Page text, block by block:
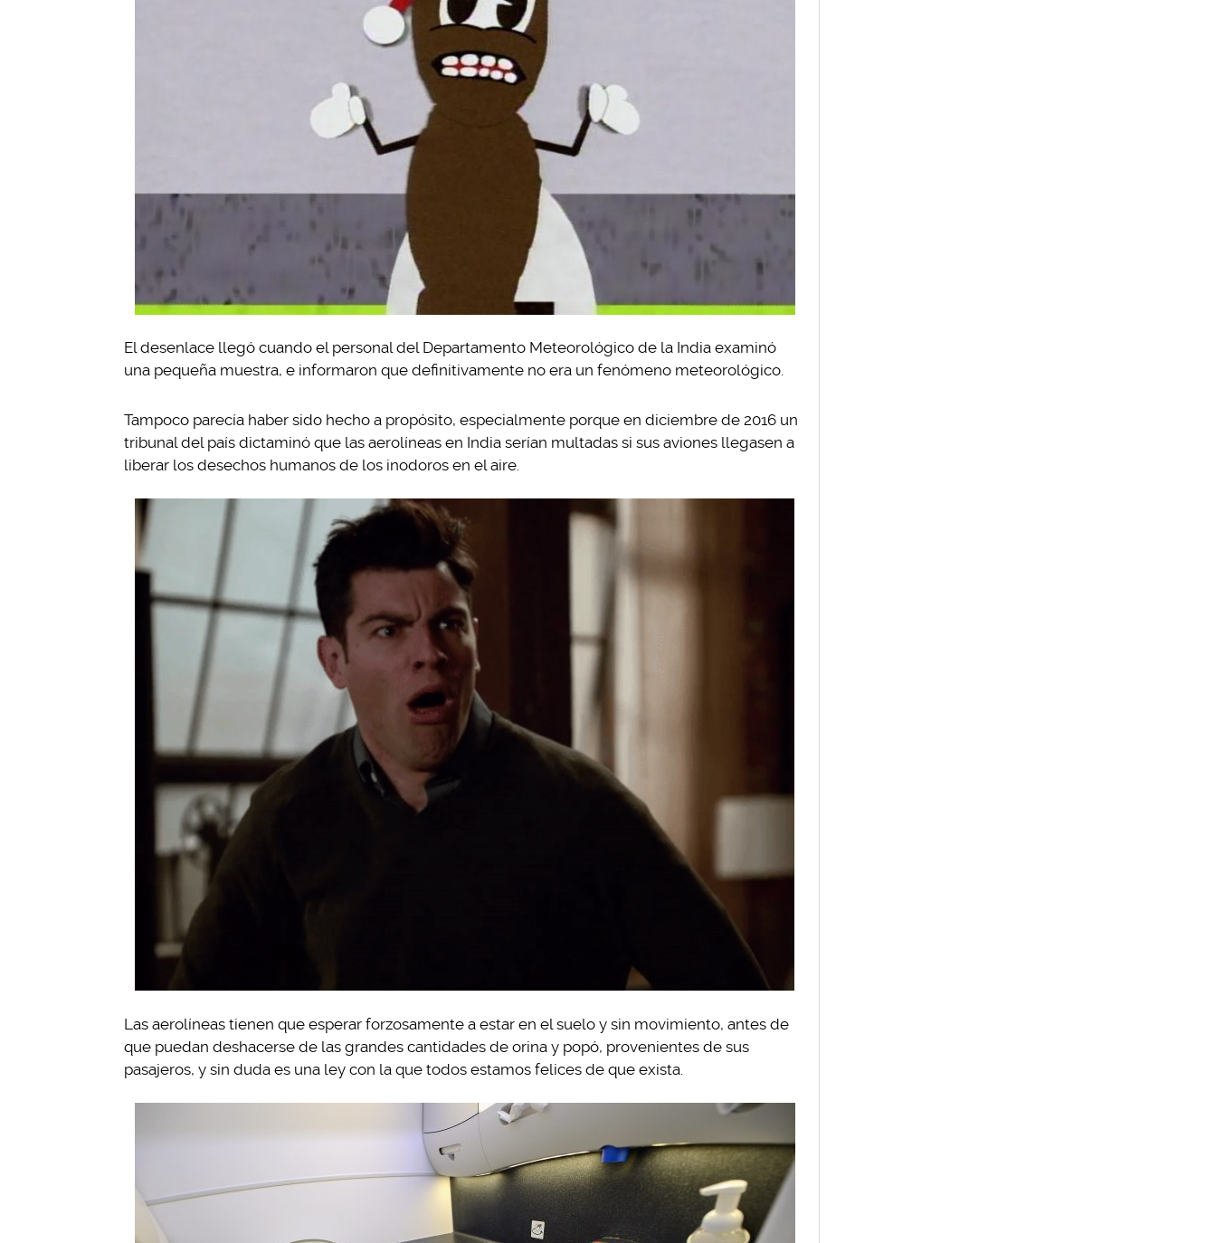
El desenlace llegó cuando el personal del Departamento Meteorológico de la India examinó
una pequeña muestra, e informaron que definitivamente no era un fenómeno meteorológico.
Tampoco parecía haber sido hecho a propósito, especialmente porque en diciembre de 2016 un
tribunal del país dictaminó que las aerolíneas en India serían multadas si sus aviones llegasen a
liberar los desechos humanos de los inodoros en el aire.
Las aerolíneas tienen que esperar forzosamente a estar en el suelo y sin movimiento, antes de
que puedan deshacerse de las grandes cantidades de orina y popó, provenientes de sus
pasajeros, y sin duda es una ley con la que todos estamos felices de que exista.